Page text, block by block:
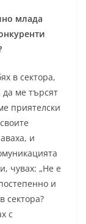
млада
в сектора,
ме търсят
приятелски
и
чувах: „Не е
и
сектора?
с